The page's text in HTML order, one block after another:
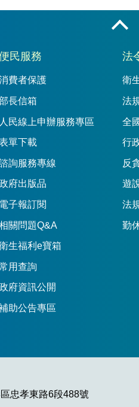
民服務
費者保護
長信箱
人民線上申辦服務專區
單下載
詢服務專線
府出版品
電子報訂閱
關問題Q&A
生福利e寶箱
用查詢
府資訊公開
助公告專區
法
衛
法
全
行
反
遊
法
勤
忠孝東路6段488號